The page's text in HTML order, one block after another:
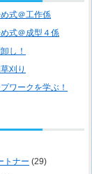
式＠工作係
式＠成型４係
し！
刈り
ワークを学ぶ！
トナー (29)